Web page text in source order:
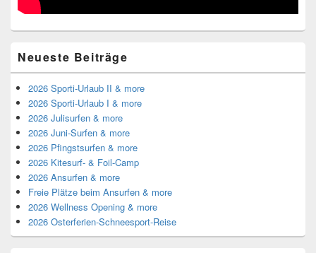
Neueste Beiträge
2026 Sporti-Urlaub II & more
2026 Sporti-Urlaub I & more
2026 Julisurfen & more
2026 Juni-Surfen & more
2026 Pfingstsurfen & more
2026 Kitesurf- & Foil-Camp
2026 Ansurfen & more
Freie Plätze beim Ansurfen & more
2026 Wellness Opening & more
2026 Osterferien-Schneesport-Reise